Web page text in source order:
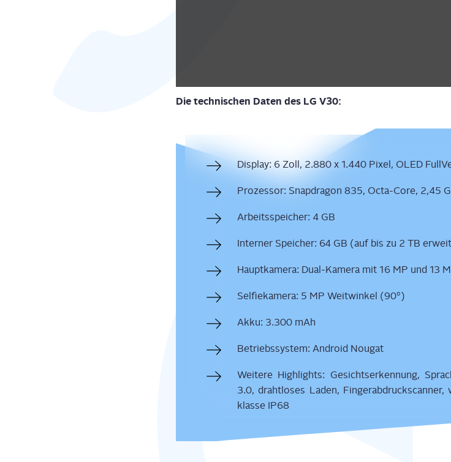
Die tech­ni­schen Daten des LG V30:
Dis­play: 6 Zoll, 2.880 x 1.440 Pixel, OLED
Pro­zes­sor: Snapd­ra­gon 835, Octa-Core, 2,45
Arbeits­spei­cher: 4 GB
Inter­ner Spei­cher: 64 GB (auf bis zu 2 TB
Haupt­ka­me­ra: Dual-Kame­ra mit 16 MP und 13
Sel­fie­ka­me­ra: 5 MP Weit­win­kel (90°)
Akku: 3.300 mAh
Betriebs­sys­tem: Android Nougat
Wei­te­re High­lights: Gesichts­er­ken­nung,
3.0, draht­lo­ses Laden,
klas­se IP68